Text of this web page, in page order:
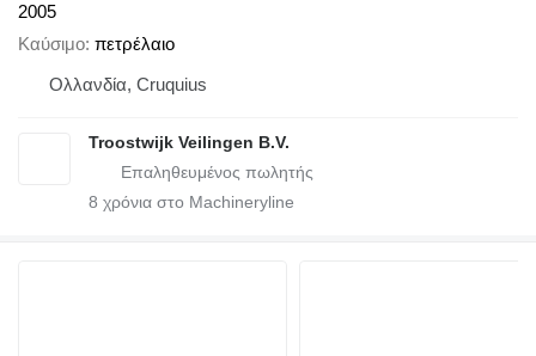
2005
Καύσιμο πετρέλαιο
Ολλανδία, Cruquius
Troostwijk Veilingen B.V.
8 χρόνια στο Machineryline